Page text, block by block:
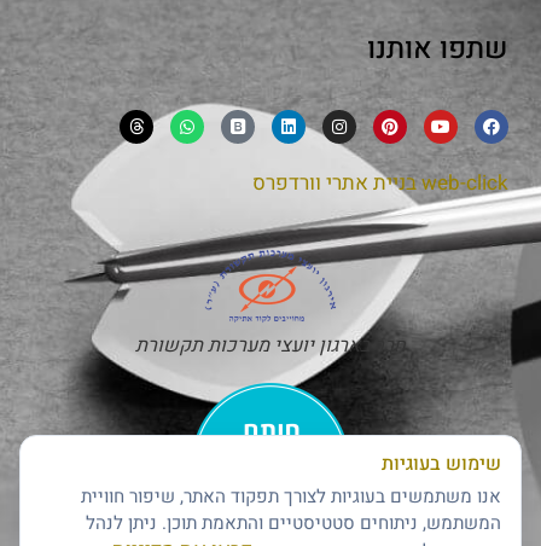
שתפו אותנו
web-clickבניית אתרי וורדפרס
חבר בארגון יועצי מערכות תקשורת
שימוש בעוגיות
אנו משתמשים בעוגיות לצורך תפקוד האתר, שיפור חוויית
המשתמש, ניתוחים סטטיסטיים והתאמת תוכן. ניתן לנהל